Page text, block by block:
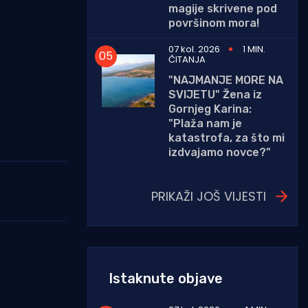
magije skrivene pod
površinom mora!
07 kol. 2026
1 MIN.
ČITANJA
"NAJMANJE MORE NA
SVIJETU" Žena iz
Gornjeg Karina:
"Plaža nam je
katastrofa, za što mi
izdvajamo novce?"
PRIKAŽI JOŠ VIJESTI
Istaknute objave